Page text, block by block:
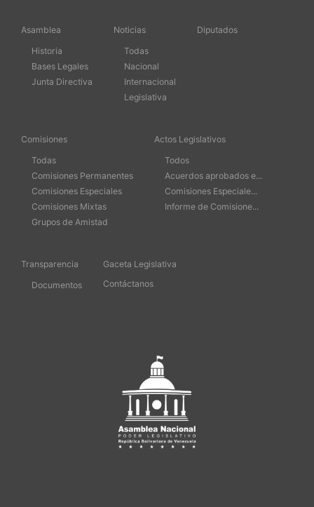
Asamblea
Historia
Bases Legales
Junta Directiva
Noticias
Todas
Nacional
Internacional
Legislativa
Diputados
Comisiones
Todas
Comisiones Permanentes
Comisiones Especiales
Comisiones Mixtas
Grupos de Amistad
Actos Legislativos
Todos
Acuerdos aprobados e...
Comisiones Especiale...
Informe de Comisione...
Transparencia
Documentos
Gaceta Legislativa
Contáctanos